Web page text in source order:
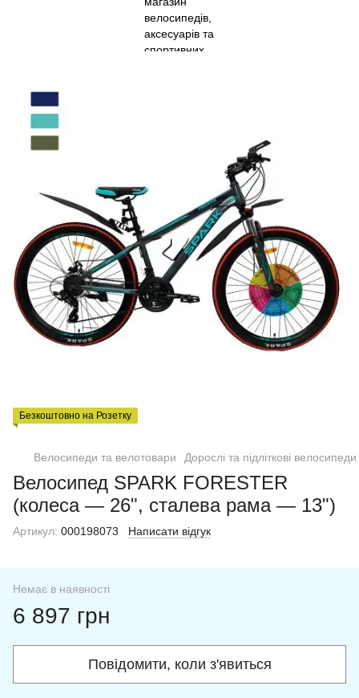
Безкоштовно на Розетку
Велосипеди та велотовари Дорослі та підліткові велосипеди
Велосипед SPARK FORESTER
(колеса — 26", сталева рама — 13")
Артикул: 000198073 Написати відгук
Немає в наявності
6 897 грн
Повідомити, коли з'явиться